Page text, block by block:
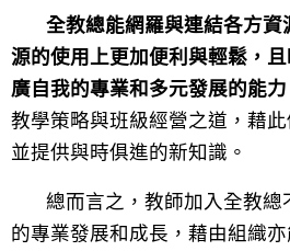
全教總能網羅與連結各方
源的使用上更加便利與輕鬆，
廣自我的專業和多元發展的能力
教學策略與班級經營之道，藉
並提供與時俱進的新知識。
總而言之，教師加入全教總
的專業發展和成長，藉由組織